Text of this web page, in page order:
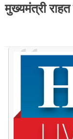
मुख्यमंत्री